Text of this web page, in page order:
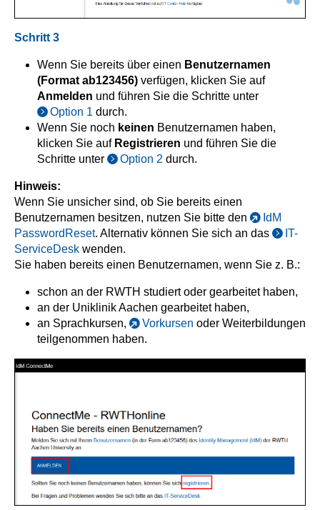
Schritt 3
Wenn Sie bereits über einen Benutzernamen
(Format ab123456) verfügen, klicken Sie auf
Anmelden und führen Sie die Schritte unter
Option 1 durch.
Wenn Sie noch keinen Benutzernamen haben,
klicken Sie auf Registrieren und führen Sie die
Schritte unter
Option 2 durch.
Hinweis:
Wenn Sie unsicher sind, ob Sie bereits einen
Benutzernamen besitzen, nutzen Sie bitte den
IdM
PasswordReset. Alternativ können Sie sich an das
IT-
ServiceDesk wenden.
Sie haben bereits einen Benutzernamen, wenn Sie z. B.:
schon an der RWTH studiert oder gearbeitet haben,
an der Uniklinik Aachen gearbeitet haben,
an Sprachkursen,
Vorkursen oder Weiterbildungen
teilgenommen haben.